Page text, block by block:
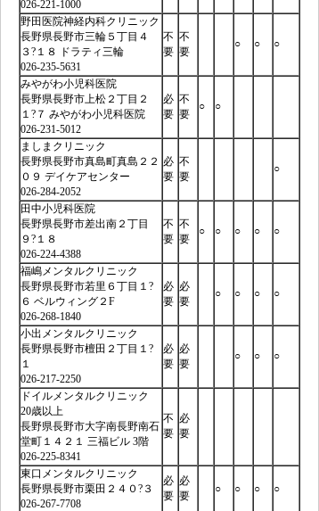
026-221-1000
野田医院神経内科クリニック
長野県長野市三輪５丁目４
３?１８ ドラティ三輪
026-235-5631
不
要
不
要
○ ○ ○
みやがわ小児科医院
長野県長野市上松２丁目２
１?７ みやがわ小児科医院
026-231-5012
必
要
不
要
○ ○
ましまクリニック
長野県長野市真島町真島２２
０９ デイケアセンター
026-284-2052
必
要
不
要
○
田中小児科医院
長野県長野市差出南２丁目
９?１８
026-224-4388
不
要
不
要
○ ○ ○ ○ ○
福嶋メンタルクリニック
長野県長野市若里６丁目１?
６ ベルウィング２F
026-268-1840
必
要
必
要
○ ○ ○ ○
小出メンタルクリニック
長野県長野市檀田２丁目１?
１
026-217-2250
必
要
必
要
○ ○ ○
ドイルメンタルクリニック
20歳以上
長野県長野市大字南長野南石
堂町１４２１ 三福ビル 3階
026-225-8341
不
要
必
要
東口メンタルクリニック
長野県長野市栗田２４０?３
026-267-7708
必
要
必
要
○ ○ ○ ○